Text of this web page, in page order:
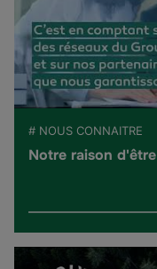
# NOUS CONNAITRE
Notre raison d'être